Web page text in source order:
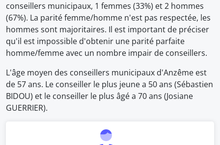
conseillers municipaux, 1 femmes (33%) et 2 hommes
(67%). La parité femme/homme n'est pas respectée, les
hommes sont majoritaires. Il est important de préciser
qu'il est impossible d'obtenir une parité parfaite
homme/femme avec un nombre impair de conseillers.
L'âge moyen des conseillers municipaux d'Anzême est
de 57 ans. Le conseiller le plus jeune a 50 ans (Sébastien
BIDOU) et le conseiller le plus âgé a 70 ans (Josiane
GUERRIER).